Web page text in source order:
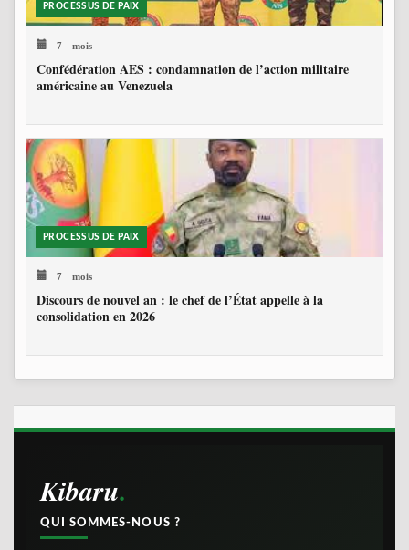
PROCESSUS DE PAIX
7 mois
Confédération AES : condamnation de l’action militaire
américaine au Venezuela
PROCESSUS DE PAIX
7 mois
Discours de nouvel an : le chef de l’État appelle à la
consolidation en 2026
Kibaru
QUI SOMMES-NOUS ?